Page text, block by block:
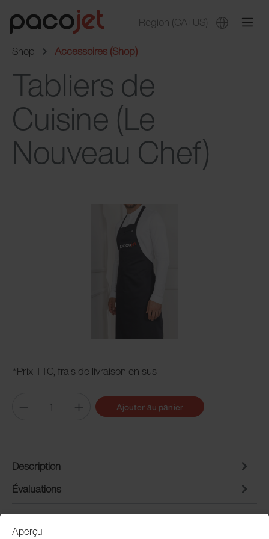
Region (CA+US)
Shop
Accessoires (Shop)
Tabliers de
Cuisine (Le
Nouveau Chef)
*Prix TTC, frais de livraison en sus
Ajouter au panier
Description
Évaluations
Aperçu